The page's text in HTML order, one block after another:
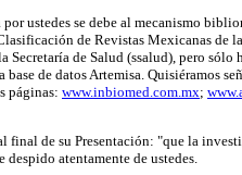
ustedes se debe al mecanismo
de Revistas Mexicanas de
de Salud (ssalud), pero sólo
de datos Artemisa. Quisiéramos
páginas: www.inbiomed.com.mx;
final de su Presentación: "que la
despido atentamente de ustedes.